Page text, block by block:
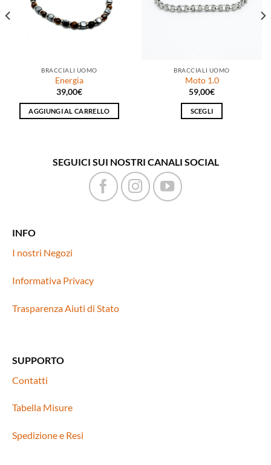
BRACCIALI UOMO
Energia
39,00€
AGGIUNGI AL CARRELLO
BRACCIALI UOMO
Moto 1.0
59,00€
SCEGLI
più
SEGUICI SUI NOSTRI CANALI SOCIAL
INFO
I nostri Negozi
Informativa Privacy
Trasparenza Aiuti di Stato
SUPPORTO
Contatti
Tabella Misure
Spedizione e Resi